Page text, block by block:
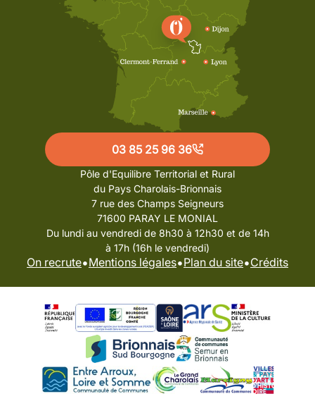
03 85 25 96 36
Pôle d'Equilibre Territorial et Rural
du Pays Charolais-Brionnais
7 rue des Champs Seigneurs
71600 PARAY LE MONIAL
Du lundi au vendredi de 8h30 à 12h30 et de 14h
à 17h (16h le vendredi)
On recrute•Mentions légales•Plan du site•Crédits